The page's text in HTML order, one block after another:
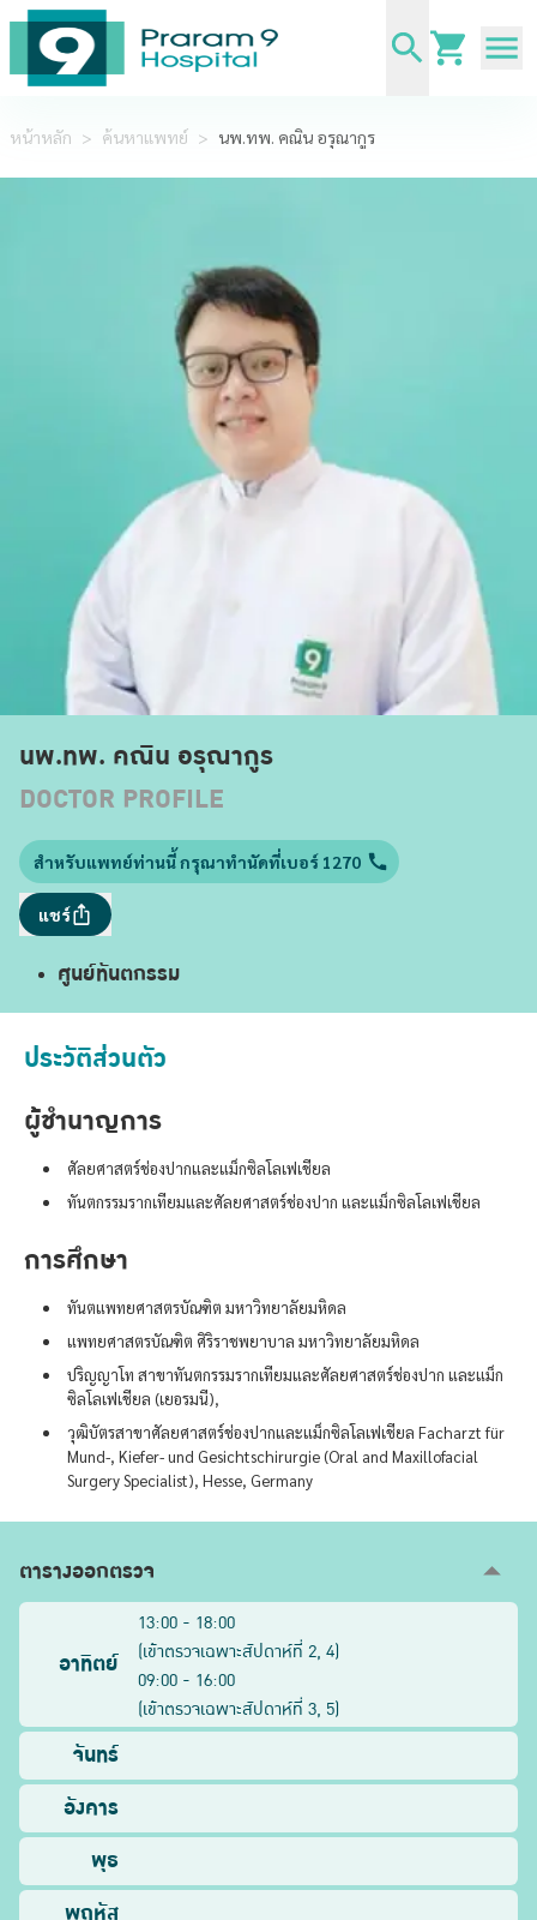
หน้าหลัก > ค้นหาแพทย์ > นพ.ทพ. คณิน อรุณากูร
นพ.ทพ. คณิน อรุณากูร
DOCTOR PROFILE
สำหรับแพทย์ท่านนี้ กรุณาทำนัดที่เบอร์ 1270
แชร์
ศูนย์ทันตกรรม
ประวัติส่วนตัว
ผู้ชำนาญการ
ศัลยศาสตร์ช่องปากและแม็กซิลโลเฟเชียล
ทันตกรรมรากเทียมและศัลยศาสตร์ช่องปาก และแม็กซิลโลเฟเชียล
การศึกษา
ทันตแพทยศาสตรบัณฑิต มหาวิทยาลัยมหิดล
แพทยศาสตรบัณฑิต ศิริราชพยาบาล มหาวิทยาลัยมหิดล
ปริญญาโท สาขาทันตกรรมรากเทียมและศัลยศาสตร์ช่องปาก และแม็ก
ซิลโลเฟเชียล (เยอรมนี),
วุฒิบัตรสาขาศัลยศาสตร์ช่องปากและแม็กซิลโลเฟเชียล Facharzt für
Mund-, Kiefer- und Gesichtschirurgie (Oral and Maxillofacial
Surgery Specialist), Hesse, Germany
ตารางออกตรวจ
อาทิตย์
13:00 - 18:00
(เข้าตรวจเฉพาะสัปดาห์ที่ 2, 4)
09:00 - 16:00
(เข้าตรวจเฉพาะสัปดาห์ที่ 3, 5)
จันทร์
อังคาร
พุธ